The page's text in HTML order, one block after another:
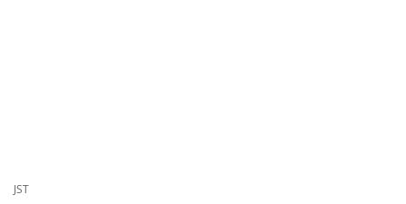
JST